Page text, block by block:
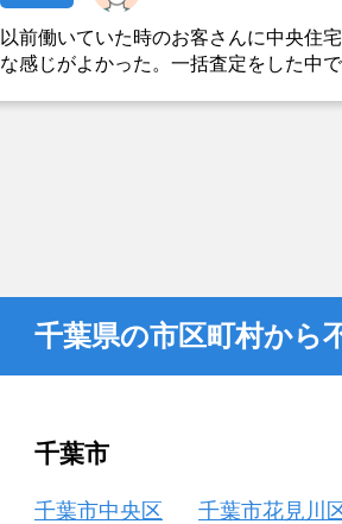
以前働いていた時のお客さんに中央住
な感じがよかった。一括査定をした中
千葉県の市区町村から
千葉市
千葉市中央区 千葉市花見川